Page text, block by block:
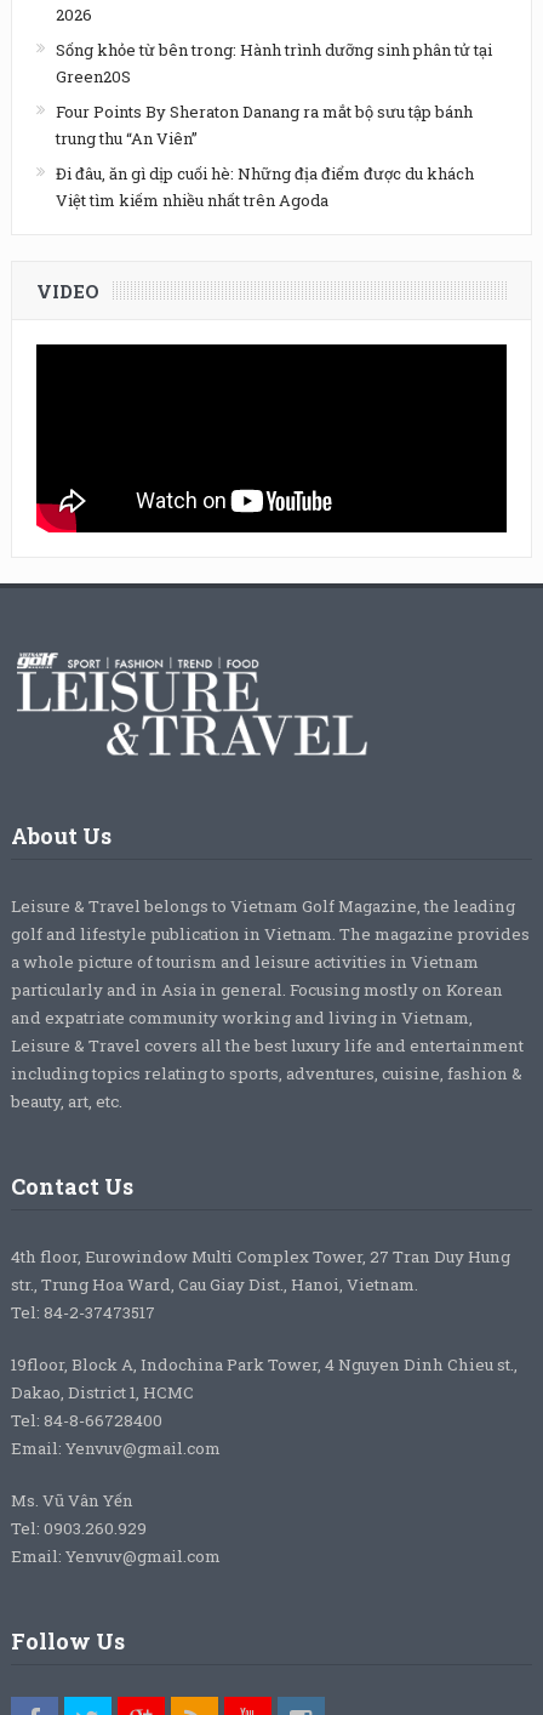
2026
Sống khỏe từ bên trong: Hành trình dưỡng sinh phân tử tại
Green20S
Four Points By Sheraton Danang ra mắt bộ sưu tập bánh
trung thu “An Viên”
Đi đâu, ăn gì dịp cuối hè: Những địa điểm được du khách
Việt tìm kiếm nhiều nhất trên Agoda
VIDEO
About Us
Leisure & Travel belongs to Vietnam Golf Magazine, the leading
golf and lifestyle publication in Vietnam. The magazine provides
a whole picture of tourism and leisure activities in Vietnam
particularly and in Asia in general. Focusing mostly on Korean
and expatriate community working and living in Vietnam,
Leisure & Travel covers all the best luxury life and entertainment
including topics relating to sports, adventures, cuisine, fashion &
beauty, art, etc.
Contact Us
4th floor, Eurowindow Multi Complex Tower, 27 Tran Duy Hung
str., Trung Hoa Ward, Cau Giay Dist., Hanoi, Vietnam.
Tel: 84-2-37473517
19floor, Block A, Indochina Park Tower, 4 Nguyen Dinh Chieu st.,
Dakao, District 1, HCMC
Tel: 84-8-66728400
Email: Yenvuv@gmail.com
Ms. Vũ Vân Yến
Tel: 0903.260.929
Email: Yenvuv@gmail.com
Follow Us